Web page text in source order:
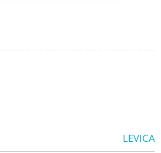
LEVICA